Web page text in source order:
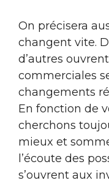
On précisera
changent vite.
d’autres
commerciales
changements
En fonction de
cherchons
mieux et
l’écoute des
s’ouvrent aux